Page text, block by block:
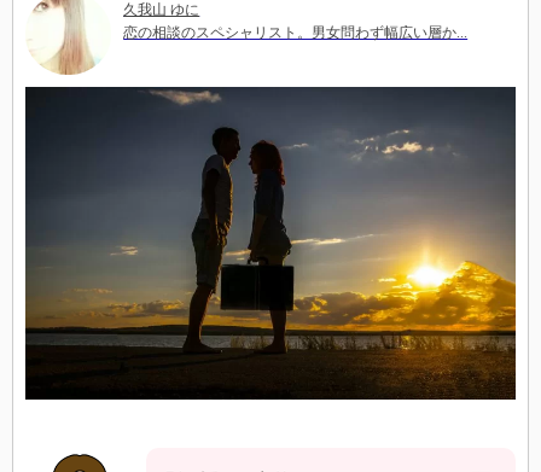
久我山 ゆに
恋の相談のスペシャリスト。男女問わず幅広い層か...